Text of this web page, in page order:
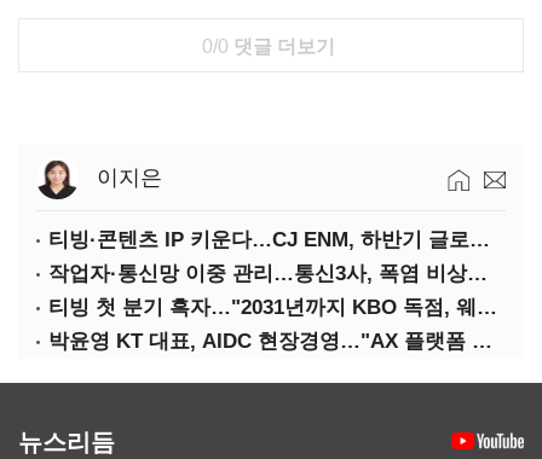
0/0 댓글 더보기
이지은
티빙·콘텐츠 IP 키운다…CJ ENM, 하반기 글로벌 확장 가속
작업자·통신망 이중 관리…통신3사, 폭염 비상대응 돌입
티빙 첫 분기 흑자…"2031년까지 KBO 독점, 웨이브 합병도 속도"
박윤영 KT 대표, AIDC 현장경영…"AX 플랫폼 핵심 인프라로 키운다"
뉴스리듬